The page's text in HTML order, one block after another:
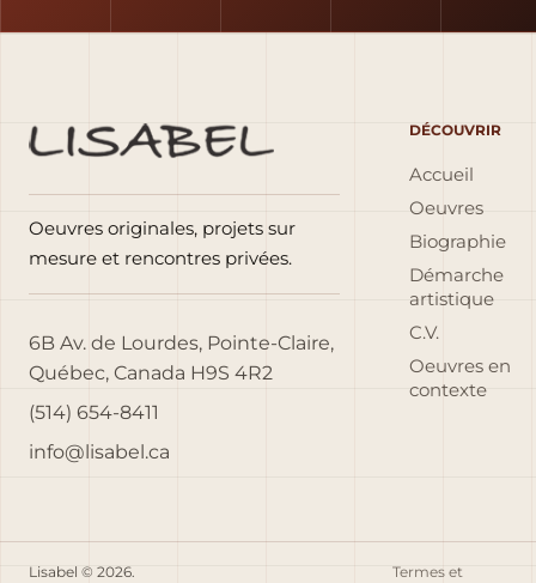
Oeuvres originales, projets sur
mesure et rencontres privées.
6B Av. de Lourdes, Pointe-Claire,
Québec, Canada H9S 4R2
(514) 654-8411
info@lisabel.ca
DÉCOUVRIR
Accueil
Oeuvres
Biographie
Démarche
artistique
C.V.
Oeuvres en
contexte
Lisabel © 2026.
Termes et